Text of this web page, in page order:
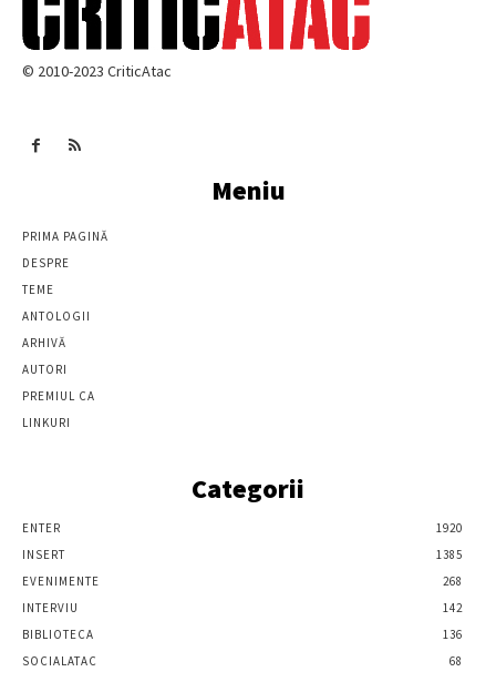
© 2010-2023 CriticAtac
Meniu
PRIMA PAGINĂ
DESPRE
TEME
ANTOLOGII
ARHIVĂ
AUTORI
PREMIUL CA
LINKURI
Categorii
ENTER
1920
INSERT
1385
EVENIMENTE
268
INTERVIU
142
BIBLIOTECA
136
SOCIALATAC
68